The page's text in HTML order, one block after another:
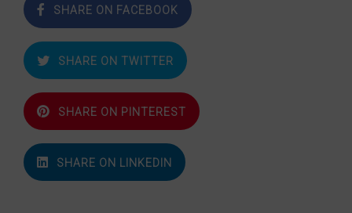
SHARE ON FACEBOOK
SHARE ON TWITTER
SHARE ON PINTEREST
SHARE ON LINKEDIN